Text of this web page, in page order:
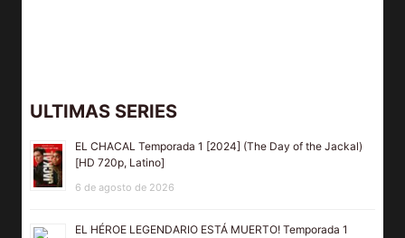
ULTIMAS SERIES
EL CHACAL Temporada 1 [2024] (The Day of the Jackal)
[HD 720p, Latino]
6 de agosto de 2026
EL HÉROE LEGENDARIO ESTÁ MUERTO! Temporada 1